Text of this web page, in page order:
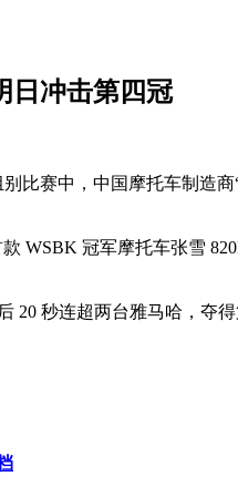
日冲击第四冠
比赛中，中国摩托车制造
WSBK 冠军摩托车张雪
20 秒连超两台雅马哈，夺